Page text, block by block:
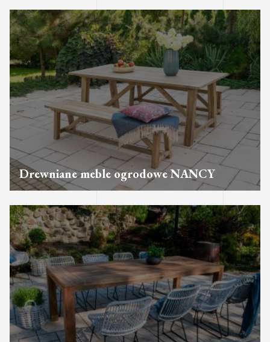
Drewniane meble ogrodowe NANCY